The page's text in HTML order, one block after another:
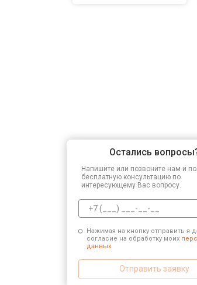
Остались
Напишите или позвоните нам и
бесплатную консультацию по
интересующему Вас вопросу.
Нажимая на кнопку отправить я
согласие на обработку моих
данных.
Отправить заявку